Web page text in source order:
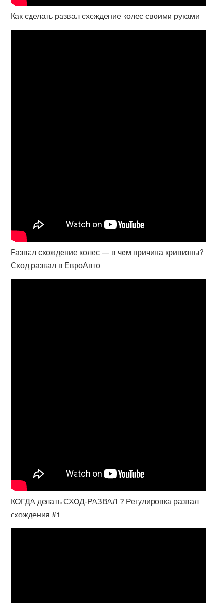
Как сделать развал схождение колес своими руками
Развал схождение колес — в чем причина кривизны?
Сход развал в ЕвроАвто
КОГДА делать СХОД-РАЗВАЛ ? Регулировка развал
схождения #1